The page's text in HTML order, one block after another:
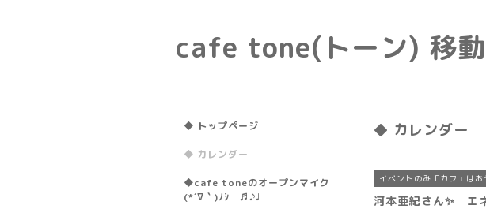
cafe tone(トーン) 移
◆ カレンダー
イベントのみ「カフェは
河本亜紀さん✨
◆ トップページ
◆ カレンダー
◆cafe toneのオープンマイク
(*´∇｀)ﾉｼ ♬♪♩